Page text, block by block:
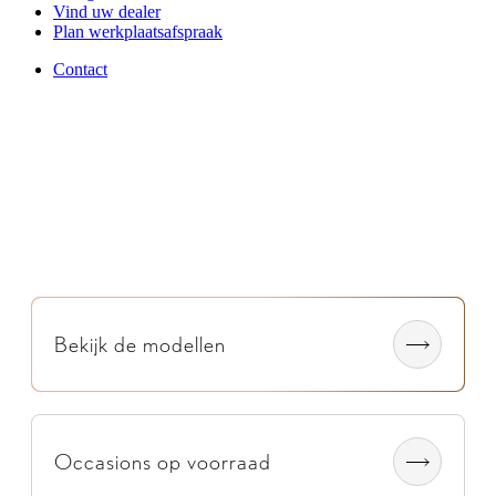
Vind uw dealer
Plan werkplaatsafspraak
Contact
Bekijk de modellen
Occasions op voorraad